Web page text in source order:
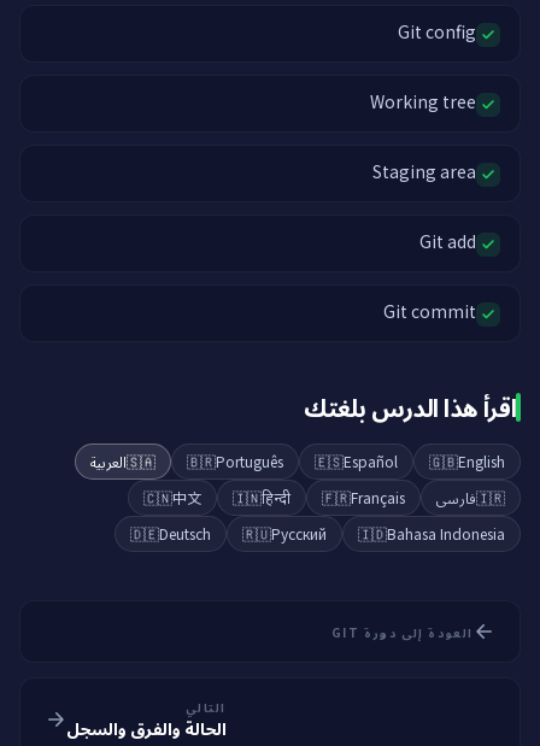
Git config
Working tree
Staging area
Git add
Git commit
اقرأ هذا الدرس بلغتك
🇬🇧English
🇪🇸Español
🇧🇷Português
🇸🇦العربية
🇮🇷فارسی 🇫🇷Français
🇮🇳हिन्दी
🇨🇳中文
🇮🇩Bahasa Indonesia
🇷🇺Русский
🇩🇪Deutsch
العودة إلى دورة GIT
التالي
الحالة والفرق والسجل